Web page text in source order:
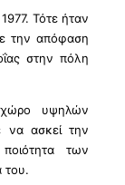
Τότε ήταν
την απόφαση
στην πόλη
υψηλών
να ασκεί την
των
του.